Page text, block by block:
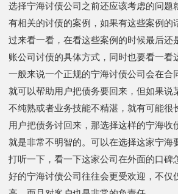
选择宁海讨债公司之前还应该考虑的问题
有相关的讨债的案例，如果有这些案例的
过来看一看，在看这些案例的时候最后还
账公司讨债的具体方式，同时也要看一看
一般来说一个正规的宁海讨债公司会在合
就可以帮助用户把债务要回来，但如果说
不纯熟或者业务技能不精湛，就有可能很
用户把债务讨回来，那选择这样的宁海收
就是非常不明智的。可以在选择这家宁海
打听一下，看一下这家公司在外面的口碑
好的宁海讨债公司往往会更受欢迎，不仅